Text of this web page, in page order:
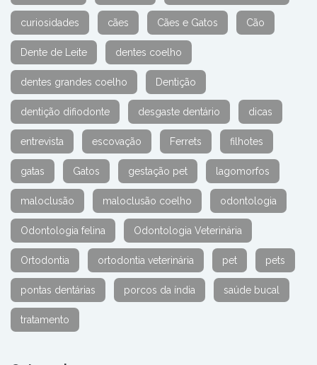
curiosidades cães Cães e Gatos Cão
Dente de Leite dentes coelho
dentes grandes coelho Dentição
dentição difiodonte desgaste dentário dicas
entrevista escovação Ferrets filhotes
gatas Gatos gestação pet lagomorfos
maloclusão maloclusão coelho odontologia
Odontologia felina Odontologia Veterinária
Ortodontia ortodontia veterinária pet pets
pontas dentárias porcos da índia saúde bucal
tratamento